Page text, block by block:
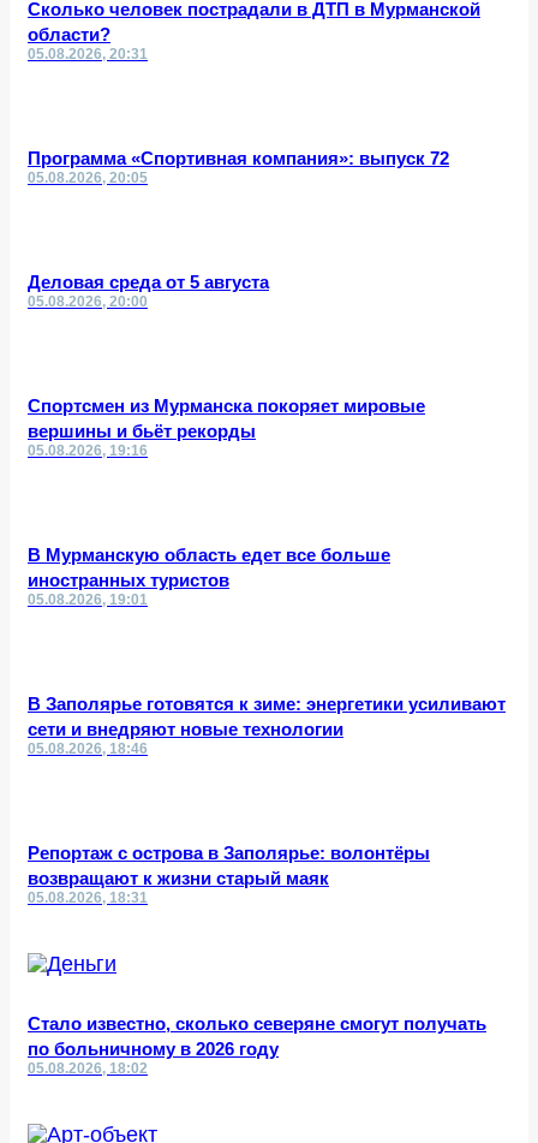
Сколько человек пострадали в ДТП в Мурманской
области?
05.08.2026, 20:31
Программа «Спортивная компания»: выпуск 72
05.08.2026, 20:05
Деловая среда от 5 августа
05.08.2026, 20:00
Спортсмен из Мурманска покоряет мировые
вершины и бьёт рекорды
05.08.2026, 19:16
В Мурманскую область едет все больше
иностранных туристов
05.08.2026, 19:01
В Заполярье готовятся к зиме: энергетики усиливают
сети и внедряют новые технологии
05.08.2026, 18:46
Репортаж с острова в Заполярье: волонтёры
возвращают к жизни старый маяк
05.08.2026, 18:31
Стало известно, сколько северяне смогут получать
по больничному в 2026 году
05.08.2026, 18:02